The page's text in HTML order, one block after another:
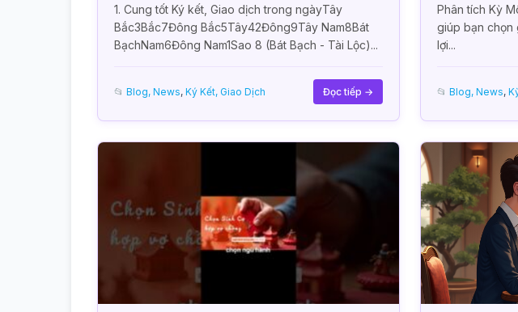
1. Cung tốt Ký kết, Giao dịch trong ngàyTây
Bắc3Bắc7Đông Bắc5Tây42Đông9Tây Nam8Bát
BạchNam6Đông Nam1Sao 8 (Bát Bạch - Tài Lộc)...
📂 Blog, News, Ký Kết, Giao Dịch Đọc tiếp →
Phân tích Kỳ
giúp bạn chọn
lợi...
📂 Blog, News,